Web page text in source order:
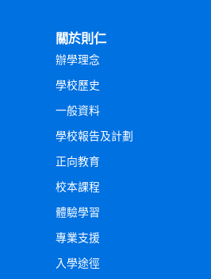
關於則仁
辦學理念
學校歷史
一般資料
學校報告及計劃
正向教育
校本課程
體驗學習
專業支援
入學途徑